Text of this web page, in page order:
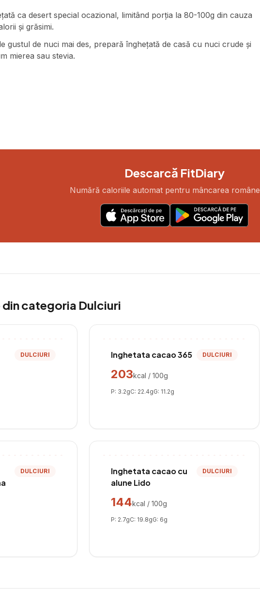
ca desert special ocazional, limitând porția la 80-100g din cauza
și grăsimi.
gustul de nuci mai des, prepară înghețată de casă cu nuci crude și
mierea sau stevia.
Descarcă FitDiary
Numără caloriile automat pentru mâncarea
din categoria Dulciuri
DULCIURI Inghetata cacao 365 DULCIURI
203kcal / 100g
P: 3.2gC: 22.4gG: 11.2g
DULCIURI
Inghetata cacao cu
alune Lido
DULCIURI
144kcal / 100g
P: 2.7gC: 19.8gG: 6g